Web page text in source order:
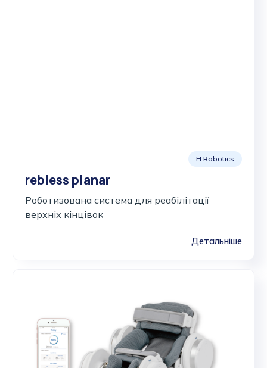
H Robotics
rebless planar
Роботизована система для реабілітації
верхніх кінцівок
Детальніше